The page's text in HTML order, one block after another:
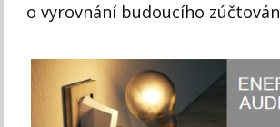
o vyrovnání budoucího